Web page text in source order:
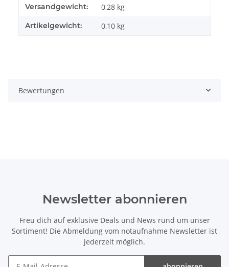
Produkteigenschaft
Wert
Versandgewicht: 0,28 kg
Artikelgewicht: 0,10 kg
Bewertungen
Newsletter abonnieren
Freu dich auf exklusive Deals und News rund um unser
Sortiment! Die Abmeldung vom notaufnahme Newsletter ist
jederzeit möglich.